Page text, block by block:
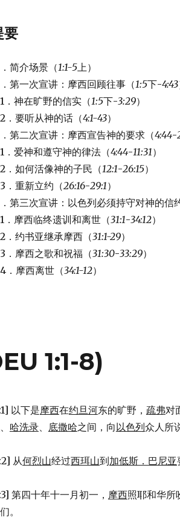
要
简介场景（1:1-5上）
第一次宣讲：摩西回顾往事（1:5下-4:43
神在旷野的信实（1:5下-3:29）
要听从神的话（4:1-43）
第二次宣讲：摩西宣告神的要求（4:44-
爱神和遵守神的律法（4:44-11:31）
如何活像神的子民（12:1-26:15）
重新立约（26:16-29:1）
第三次宣讲：以色列必须持守对神的信
摩西临终遗训和离世（31:1-34:12）
约书亚继承摩西（31:1-29）
摩西之歌和祝福（31:30-33:29）
．摩西离世（34:1-12）
1:1-8)
以下是摩西在约旦河东的旷野， 疏弗对
、 哈洗录、 底撒哈之间，向以色列众人所
从何烈山经过西珥山到加低斯．巴尼亚
第四十年十一月初一， 摩西照耶和华所
。